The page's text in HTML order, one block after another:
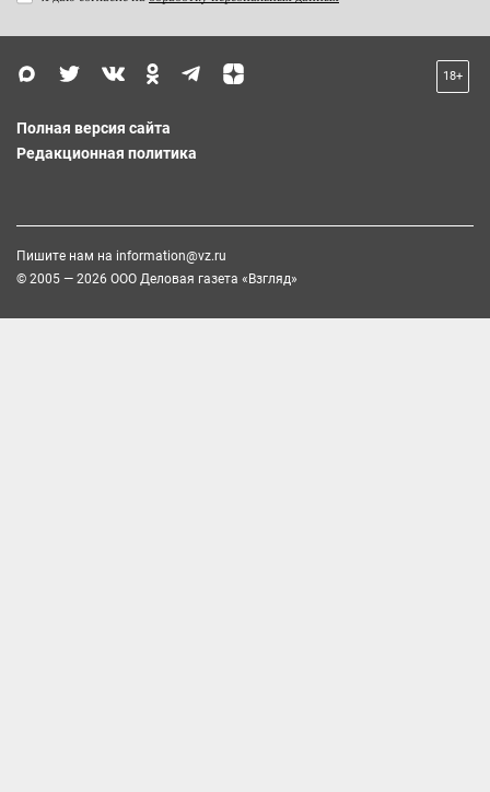
18+
Полная версия сайта
Редакционная политика
Пишите нам на information@vz.ru
© 2005 — 2026 ООО Деловая газета «Взгляд»